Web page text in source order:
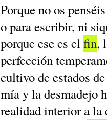
Porque no os
o para escribir, ni
porque ese es elfin,
perfección
cultivo de estados
mía y la desmadejo
realidad interior a la